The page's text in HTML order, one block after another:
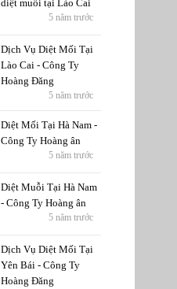
diệt muỗi tại Lào Cai
5 năm trước
Dịch Vụ Diệt Mối Tại
Lào Cai - Công Ty
Hoàng Đăng
5 năm trước
Diệt Mối Tại Hà Nam -
Công Ty Hoàng ân
5 năm trước
Diệt Muỗi Tại Hà Nam
- Công Ty Hoàng ân
5 năm trước
Dịch Vụ Diệt Mối Tại
Yên Bái - Công Ty
Hoàng Đăng